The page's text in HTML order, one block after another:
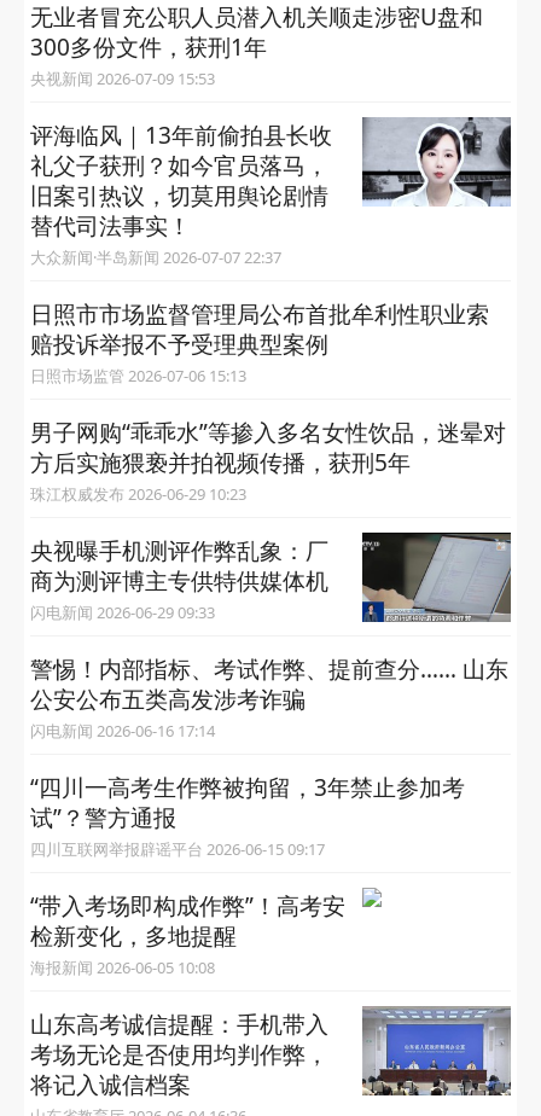
无业者冒充公职人员潜入机关顺走涉密U盘和
300多份文件，获刑1年
央视新闻 2026-07-09 15:53
评海临风｜13年前偷拍县长收
礼父子获刑？如今官员落马，
旧案引热议，切莫用舆论剧情
替代司法事实！
大众新闻·半岛新闻 2026-07-07 22:37
日照市市场监督管理局公布首批牟利性职业索
赔投诉举报不予受理典型案例
日照市场监管 2026-07-06 15:13
男子网购“乖乖水”等掺入多名女性饮品，迷晕对
方后实施猥亵并拍视频传播，获刑5年
珠江权威发布 2026-06-29 10:23
央视曝手机测评作弊乱象：厂
商为测评博主专供特供媒体机
闪电新闻 2026-06-29 09:33
警惕！内部指标、考试作弊、提前查分…… 山东
公安公布五类高发涉考诈骗
闪电新闻 2026-06-16 17:14
“四川一高考生作弊被拘留，3年禁止参加考
试”？警方通报
四川互联网举报辟谣平台 2026-06-15 09:17
“带入考场即构成作弊”！高考安
检新变化，多地提醒
海报新闻 2026-06-05 10:08
山东高考诚信提醒：手机带入
考场无论是否使用均判作弊，
将记入诚信档案